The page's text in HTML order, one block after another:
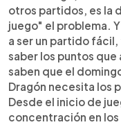
otros partidos, es la
juego" el problema.
a ser un partido fácil,
saber los puntos que
saben que el
Dragón necesita los
Desde el inicio de
concentración en los